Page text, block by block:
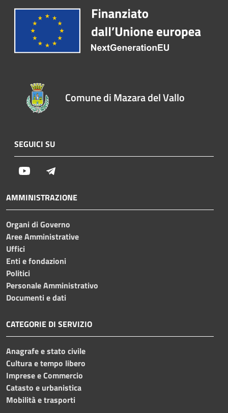
Comune di Mazara del Vallo
SEGUICI SU
Youtube
AMMINISTRAZIONE
Organi di Governo
Aree Amministrative
Uffici
Enti e fondazioni
Politici
Personale Amministrativo
Documenti e dati
CATEGORIE DI SERVIZIO
Anagrafe e stato civile
Cultura e tempo libero
Imprese e Commercio
Catasto e urbanistica
Mobilità e trasporti